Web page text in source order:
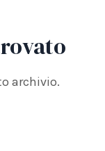
archivio.